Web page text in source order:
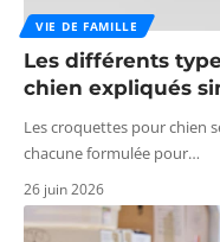
VIE DE FAMILLE
Les différents
chien expliqués
Les croquettes pour chien
chacune formulée pour…
26 juin 2026